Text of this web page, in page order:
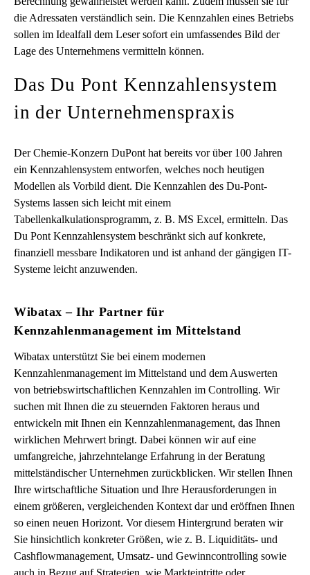
die Adressaten verständlich sein. Die Kennzahlen eines Betriebs
sollen im Idealfall dem Leser sofort ein umfassendes Bild der
Lage des Unternehmens vermitteln können.
Das Du Pont Kennzahlensystem
in der Unternehmenspraxis
Der Chemie-Konzern DuPont hat bereits vor über 100 Jahren
ein Kennzahlensystem entworfen, welches noch heutigen
Modellen als Vorbild dient. Die Kennzahlen des Du-Pont-
Systems lassen sich leicht mit einem
Tabellenkalkulationsprogramm, z. B. MS Excel, ermitteln. Das
Du Pont Kennzahlensystem beschränkt sich auf konkrete,
finanziell messbare Indikatoren und ist anhand der gängigen IT-
Systeme leicht anzuwenden.
Wibatax – Ihr Partner für
Kennzahlenmanagement im Mittelstand
Wibatax unterstützt Sie bei einem modernen
Kennzahlenmanagement im Mittelstand und dem Auswerten
von betriebswirtschaftlichen Kennzahlen im Controlling. Wir
suchen mit Ihnen die zu steuernden Faktoren heraus und
entwickeln mit Ihnen ein Kennzahlenmanagement, das Ihnen
wirklichen Mehrwert bringt. Dabei können wir auf eine
umfangreiche, jahrzehntelange Erfahrung in der Beratung
mittelständischer Unternehmen zurückblicken. Wir stellen Ihnen
Ihre wirtschaftliche Situation und Ihre Herausforderungen in
einem größeren, vergleichenden Kontext dar und eröffnen Ihnen
so einen neuen Horizont. Vor diesem Hintergrund beraten wir
Sie hinsichtlich konkreter Größen, wie z. B. Liquiditäts- und
Cashflowmanagement, Umsatz- und Gewinncontrolling sowie